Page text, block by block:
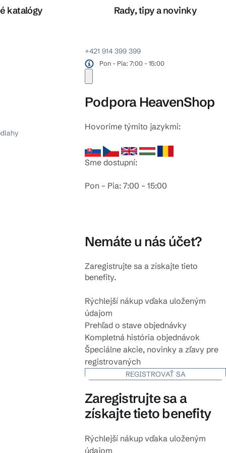
katalógy Rady, tipy a novinky
+421 914 399 399
Pon - Pia: 7:00 - 15:00
Podpora HeavenShop
Hovoríme týmito jazykmi:
Sme dostupní:
Pon – Pia: 7:00 – 15:00
Nemáte u nás účet?
Zaregistrujte sa a získajte tieto
benefity.
Rýchlejší nákup vďaka uloženým
údajom
Prehľad o stave objednávky
Kompletná história objednávok
Špeciálne akcie, novinky a zľavy pre
registrovaných
REGISTROVAŤ SA
Zaregistrujte sa a
získajte tieto benefity
Rýchlejší nákup vďaka uloženým
údajom